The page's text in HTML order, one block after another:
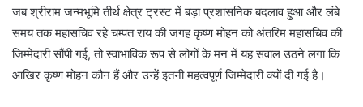
जब श्रीराम जन्मभूमि तीर्थ क्षेत्र ट्रस्ट में बड़ा प्रशासनिक बदलाव हुआ और लंबे
समय तक महासचिव रहे चम्पत राय की जगह कृष्ण मोहन को अंतरिम महासचिव की
जिम्मेदारी सौंपी गई, तो स्वाभाविक रूप से लोगों के मन में यह सवाल उठने लगा कि
आखिर कृष्ण मोहन कौन हैं और उन्हें इतनी महत्वपूर्ण जिम्मेदारी क्यों दी गई है।